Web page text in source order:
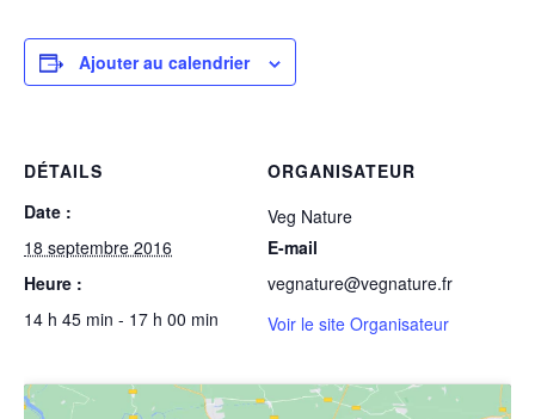
Ajouter au calendrier
DÉTAILS
Date :
18 septembre 2016
Heure :
14 h 45 min - 17 h 00 min
ORGANISATEUR
Veg Nature
E-mail
vegnature@vegnature.fr
Voir le site Organisateur